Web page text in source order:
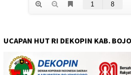
UCAPAN HUT RI DEKOPIN KAB.